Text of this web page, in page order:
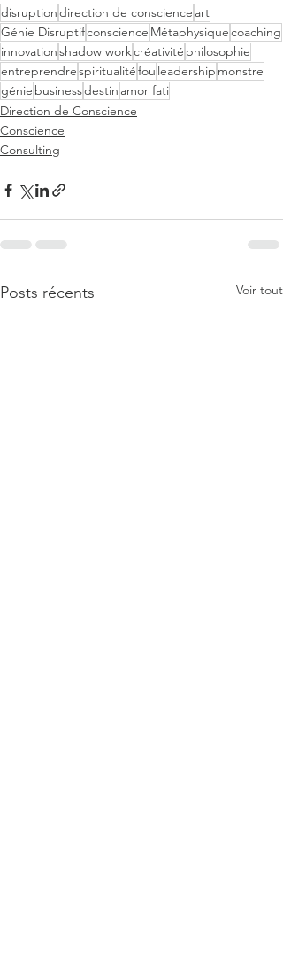
disruptiondirection de conscience art
Génie Disruptifconscience Métaphysiquecoaching
innovationshadow workcréativité philosophie
entreprendrespiritualitéfou leadership monstre
génie businessdestin amor fati
Direction de Conscience
Conscience
Consulting
Posts récents Voir tout